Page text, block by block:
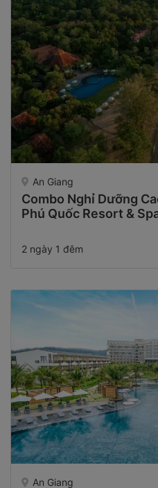
An Giang
Combo Nghỉ Dưỡng
Phú Quốc Resort &
2 ngày 1 đêm
An Giang